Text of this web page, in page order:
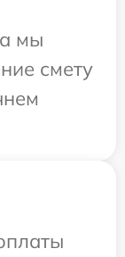
мы
смету